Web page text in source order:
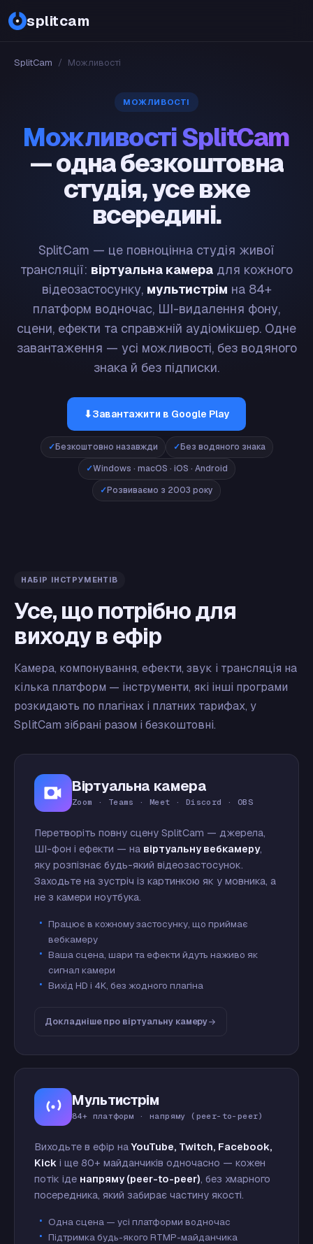
splitcam
SplitCam / Можливості
МОЖЛИВОСТІ
Можливості SplitCam
— одна безкоштовна
студія, усе вже
всередині.
SplitCam — це повноцінна студія живої
трансляції: віртуальна камера для кожного
відеозастосунку, мультистрім на 84+
платформ водночас, ШІ-видалення фону,
сцени, ефекти та справжній аудіомікшер. Одне
завантаження — усі можливості, без водяного
знака й без підписки.
⬇Завантажити в Google Play
Безкоштовно назавжди
Без водяного знака
Windows · macOS · iOS · Android
Розвиваємо з 2003 року
НАБІР ІНСТРУМЕНТІВ
Усе, що потрібно для
виходу в ефір
Камера, компонування, ефекти, звук і трансляція на
кілька платформ — інструменти, які інші програми
розкидають по плагінах і платних тарифах, у
SplitCam зібрані разом і безкоштовні.
Віртуальна камера
Zoom · Teams · Meet · Discord · OBS
Перетворіть повну сцену SplitCam — джерела,
ШІ-фон і ефекти — на віртуальну вебкамеру,
яку розпізнає будь-який відеозастосунок.
Заходьте на зустріч із картинкою як у мовника, а
не з камери ноутбука.
Працює в кожному застосунку, що приймає
вебкамеру
Ваша сцена, шари та ефекти йдуть наживо як
сигнал камери
Вихід HD і 4K, без жодного плагіна
Докладніше про віртуальну камеру
Мультистрім
84+ платформ · напряму (peer-to-peer)
Виходьте в ефір наYouTube, Twitch, Facebook,
Kick і ще 80+ майданчиків одночасно — кожен
потік іде напряму (peer-to-peer), без хмарного
посередника, який забирає частину якості.
Одна сцена — усі платформи водночас
Підтримка будь-якого RTMP-майданчика